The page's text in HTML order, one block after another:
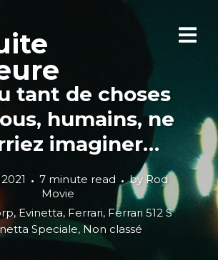
tant de choses
humains, ne
imaginer…
7 minute read by Rod
Movie
, Evinetta, Ferrari, Ferrari 512 S
Speciale, Non classé